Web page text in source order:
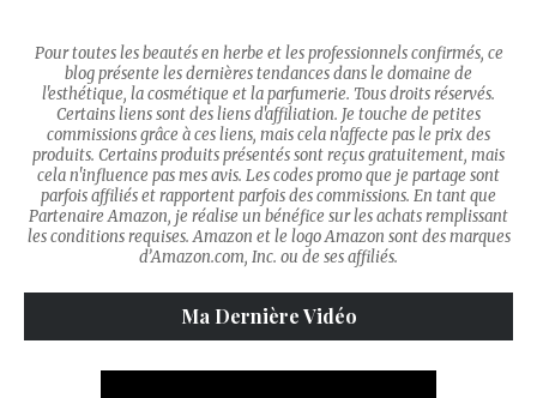
Pour toutes les beautés en herbe et les professionnels confirmés, ce
blog présente les dernières tendances dans le domaine de
l'esthétique, la cosmétique et la parfumerie. Tous droits réservés.
Certains liens sont des liens d'affiliation. Je touche de petites
commissions grâce à ces liens, mais cela n'affecte pas le prix des
produits. Certains produits présentés sont reçus gratuitement, mais
cela n'influence pas mes avis. Les codes promo que je partage sont
parfois affiliés et rapportent parfois des commissions. En tant que
Partenaire Amazon, je réalise un bénéfice sur les achats remplissant
les conditions requises. Amazon et le logo Amazon sont des marques
d’Amazon.com, Inc. ou de ses affiliés.
Ma Dernière Vidéo